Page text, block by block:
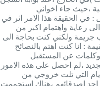
،حيث جاء اخواني
في الحقيقة هذا الامر اثر في
رعاية واهتمام اكبر من
جريمة ولكني كنت بحاجة الى
: انا كنت اهتم بالنصائح
وكلمات عن المستقبل
،لم احصل على هذه الامور
التي تلت خروجي من
اصدقائهم ،هناك استحممت